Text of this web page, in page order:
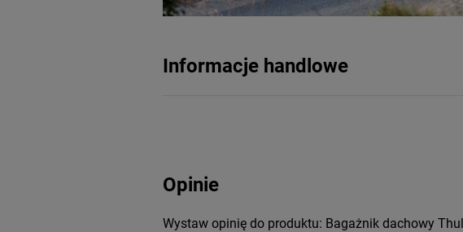
Informacje handlowe
Opinie
Wystaw opinię do produktu: Bagażnik dachowy